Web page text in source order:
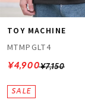
TOY MACHINE
MTMPGLT4
¥7,150
¥4,900